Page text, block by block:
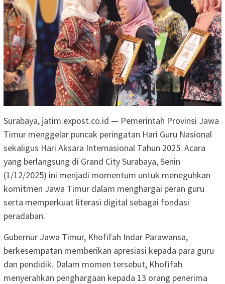
Surabaya, jatim.expost.co.id — Pemerintah Provinsi Jawa
Timur menggelar puncak peringatan Hari Guru Nasional
sekaligus Hari Aksara Internasional Tahun 2025. Acara
yang berlangsung di Grand City Surabaya, Senin
(1/12/2025) ini menjadi momentum untuk meneguhkan
komitmen Jawa Timur dalam menghargai peran guru
serta memperkuat literasi digital sebagai fondasi
peradaban.
Gubernur Jawa Timur, Khofifah Indar Parawansa,
berkesempatan memberikan apresiasi kepada para guru
dan pendidik. Dalam momen tersebut, Khofifah
menyerahkan penghargaan kepada 13 orang penerima